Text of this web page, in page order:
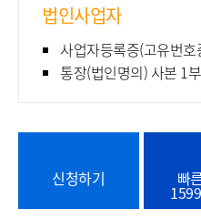
법인사업자
사업자등록증(고유번호
통장(법인명의) 사본 1부
신청하기 빠